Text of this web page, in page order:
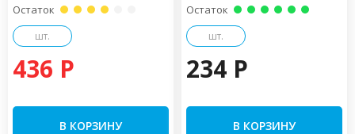
Остаток
шт.
436 P
В КОРЗИНУ
Остаток
шт.
234 P
В КОРЗИНУ